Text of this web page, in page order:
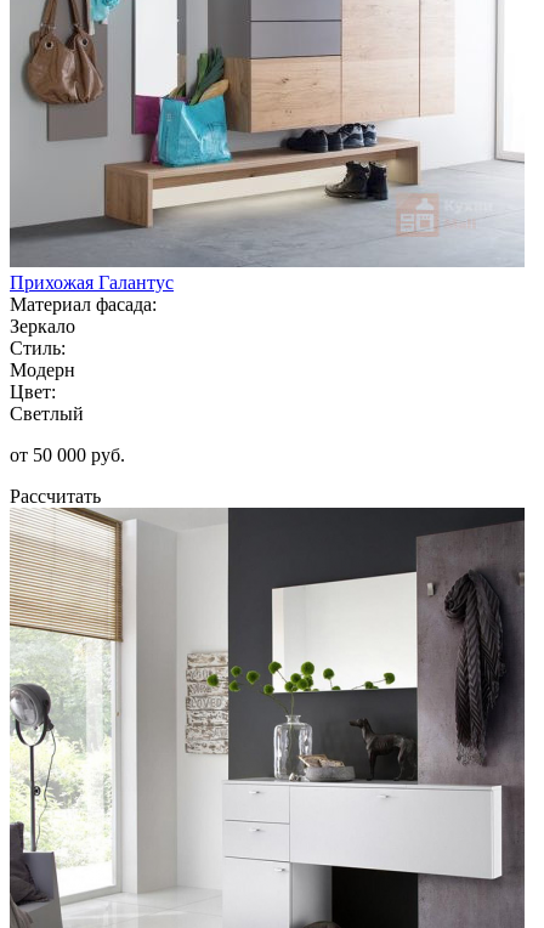
Прихожая Галантус
Материал фасада:
Зеркало
Стиль:
Модерн
Цвет:
Светлый
от 50 000 руб.
Рассчитать